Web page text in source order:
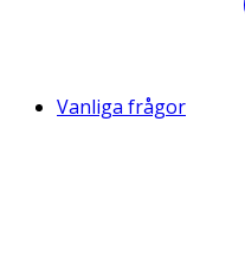
Vanliga frågor